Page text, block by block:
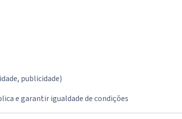
publicidade)
e garantir igualdade de condições